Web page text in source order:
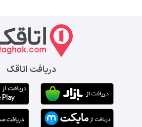
دریافت اتاقک